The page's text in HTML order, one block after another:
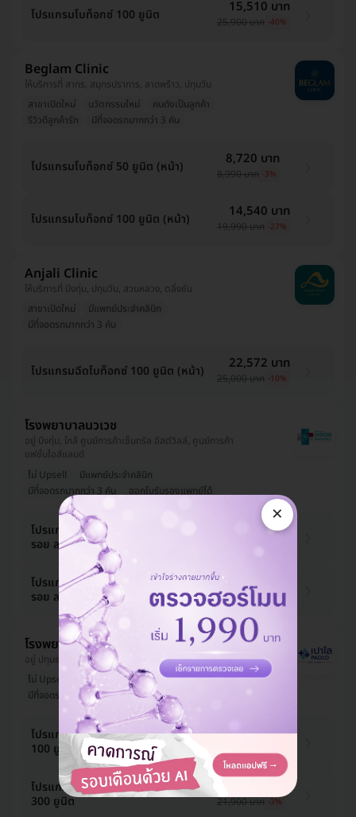
โปรแกรมโบท็อกซ์ 100 ยูนิต 15,510 บาท
25,900 บาท -40%
Beglam Clinic
ให้บริการที่ สาทร, สมุทรปราการ, ลาดพร้าว, ปทุมวัน
สาขาเปิดใหม่
นวัตกรรมใหม่
คนดังเป็นลูกค้า
รีวิวดีลูกค้ารัก
มีที่จอดรถมากกว่า 3 คัน
โปรแกรมโบท็อกซ์ 50 ยูนิต (หน้า) 8,720 บาท
8,990 บาท -3%
โปรแกรมโบท็อกซ์ 100 ยูนิต (หน้า) 14,540 บาท
19,990 บาท -27%
Anjali Clinic
ให้บริการที่ บึงกุ่ม, ปทุมวัน, สวนหลวง, ตลิ่งชัน
สาขาเปิดใหม่
มีแพทย์ประจำคลินิก
มีที่จอดรถมากกว่า 3 คัน
โปรแกรมฉีดโบท็อกซ์ 100 ยูนิต (หน้า) 22,572 บาท
25,000 บาท -10%
โรงพยาบาลนวเวช
อยู่ บึงกุ่ม, ใกล้ ศูนย์การค้าเซ็นทรัล อีสต์วิลล์, ศูนย์การค้า
แฟชั่นไอส์แลนด์
ไม่ Upsell
มีแพทย์ประจำคลินิก
มีที่จอดรถมากกว่า 3 คัน
ออกใบรับรองแพทย์ได้
โปรแกรมฉีดโบท็อกซ์ 50 ยูนิต (ลดริ้ว
รอย ลดกราม)
10,670 บาท
โปรแกรมฉีดโบท็อกซ์ 100 ยูนิต (ลดริ้ว
รอย ลดกราม)
19,400 บาท
27,500 บาท -29%
โรงพยาบาลเปาโล รังสิต
อยู่ ปทุมธานี, ใกล้ ฟิวเจอร์ปาร์ค รังสิต
ไม่ Upsell
มีแพทย์ประจำคลินิก
จองคิวได้เร็ว
มีที่จอดรถมากกว่า 3 คัน
ออกใบรับรองแพทย์ได้
โปรแกรมฉีดโบท็อกซ์รักษาไมเกรน
100 ยูนิต
19,303 บาท
19,900 บาท
โปรแกรมฉีดโบท็อกซ์รักษาไมเกรน
300 ยูนิต
21,900 บาท -3%
×